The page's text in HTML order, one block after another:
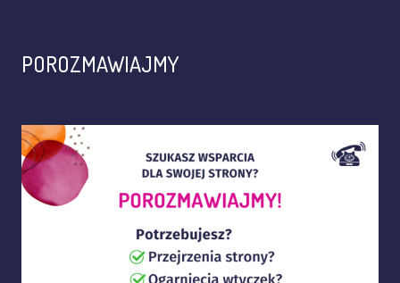
POROZMAWIAJMY